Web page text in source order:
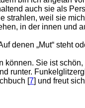
auch sie als
strahlen, weil sie
in der innen und
denen „Mut“ steht
Sie ist
runter.
[7] und freut